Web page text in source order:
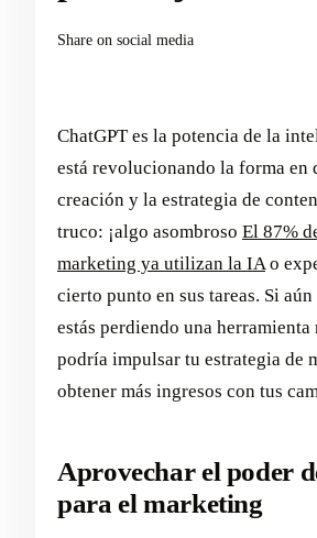
Share on social media
ChatGPT es la potencia de la
está revolucionando la forma en
creación y la estrategia de
truco: ¡algo asombroso El 87%
marketing ya utilizan la IAo
cierto punto en sus tareas. Si
estás perdiendo una
podría impulsar tu estrategia de
obtener más ingresos con tus
Aprovechar el poder
para el marketing